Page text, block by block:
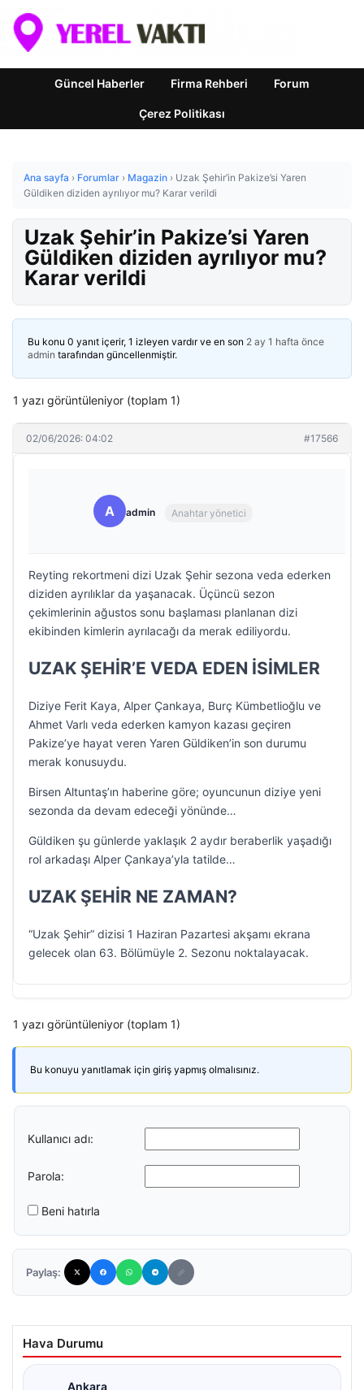
Güncel Haberler Firma Rehberi Forum
Çerez Politikası
Ana sayfa › Forumlar › Magazin › Uzak Şehir’in Pakize’si Yaren
Güldiken diziden ayrılıyor mu? Karar verildi
Uzak Şehir’in Pakize’si Yaren
Güldiken diziden ayrılıyor mu?
Karar verildi
Bu konu 0 yanıt içerir, 1 izleyen vardır ve en son 2 ay 1 hafta önce
admin tarafından güncellenmiştir.
1 yazı görüntüleniyor (toplam 1)
02/06/2026: 04:02 #17566
A admin Anahtar yönetici
Reyting rekortmeni dizi Uzak Şehir sezona veda ederken
diziden ayrılıklar da yaşanacak. Üçüncü sezon
çekimlerinin ağustos sonu başlaması planlanan dizi
ekibinden kimlerin ayrılacağı da merak ediliyordu.
UZAK ŞEHİR’E VEDA EDEN İSİMLER
Diziye Ferit Kaya, Alper Çankaya, Burç Kümbetlioğlu ve
Ahmet Varlı veda ederken kamyon kazası geçiren
Pakize’ye hayat veren Yaren Güldiken’in son durumu
merak konusuydu.
Birsen Altuntaş’ın haberine göre; oyuncunun diziye yeni
sezonda da devam edeceği yönünde…
Güldiken şu günlerde yaklaşık 2 aydır beraberlik yaşadığı
rol arkadaşı Alper Çankaya’yla tatilde…
UZAK ŞEHİR NE ZAMAN?
“Uzak Şehir” dizisi 1 Haziran Pazartesi akşamı ekrana
gelecek olan 63. Bölümüyle 2. Sezonu noktalayacak.
1 yazı görüntüleniyor (toplam 1)
Bu konuyu yanıtlamak için giriş yapmış olmalısınız.
Kullanıcı adı:
Parola:
Beni hatırla
Paylaş:
Hava Durumu
Ankara